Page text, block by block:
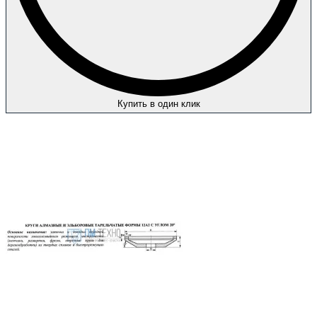
Купить в один клик